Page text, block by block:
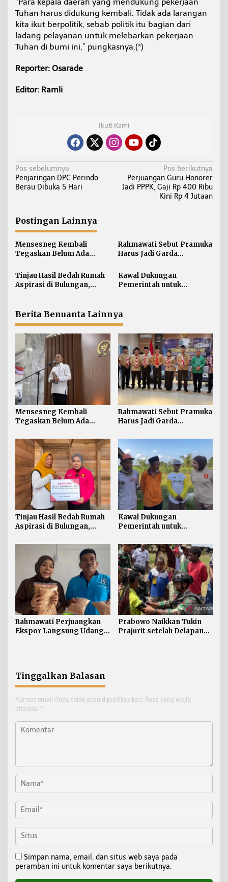
Tuhan harus didukung kembali. Tidak ada larangan
kita ikut berpolitik, sebab politik itu bagian dari
ladang pelayanan untuk melebarkan pekerjaan
Tuhan di bumi ini,” pungkasnya.(*)
Reporter: Osarade
Editor: Ramli
Ikuti Kami
N
a
g
a
s
i
p
o
Pos sebelumnya
Penjaringan DPC Perindo
Berau Dibuka 5 Hari
Pos berikutnya
Perjuangan Guru Honorer
Jadi PPPK, Gaji Rp 400 Ribu
Kini Rp 4 Jutaan
Postingan Lainnya
Mensesneg Kembali
Tegaskan Belum Ada
Kabinet
Rahmawati Sebut Pramuka
Harus Jadi Garda
Generasi Perbatasan dari
Narkoba
Tinjau Hasil Bedah Rumah
Aspirasi di Bulungan,
Pintu dan Jendela
Kawal Dukungan
Pemerintah untuk
Petani di Desa Gunung
Putih
Berita Benuanta Lainnya
Mensesneg Kembali
Tegaskan Belum Ada
Kabinet
Rahmawati Sebut Pramuka
Harus Jadi Garda
Generasi Perbatasan dari
Narkoba
Tinjau Hasil Bedah Rumah
Aspirasi di Bulungan,
Bantuan Penyelesaian
Pintu dan Jendela
Kawal Dukungan
Pemerintah untuk
Rahmawati Serap Aspirasi
Petani di Desa Gunung
Putih
Rahmawati Perjuangkan
Ekspor Langsung Udang
Prabowo Naikkan Tukin
Prajurit setelah Delapan
Tinggalkan Balasan
Alamat email Anda tidak akan dipublikasikan. Ruas yang wajib
ditandai *
Simpan nama, email, dan situs web saya pada
peramban ini untuk komentar saya berikutnya.